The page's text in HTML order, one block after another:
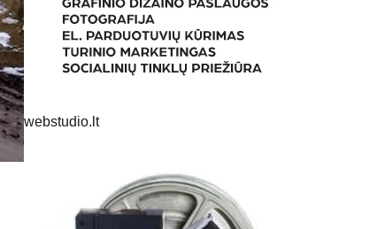
webstudio.lt